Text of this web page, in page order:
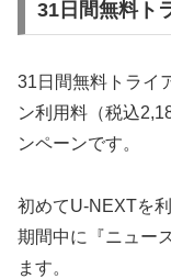
31日間無料ト
31日間無料トライ
ン利用料（税込
ンペーンです。
初めてU-NEXTを
期間中に『ニュー
ます。